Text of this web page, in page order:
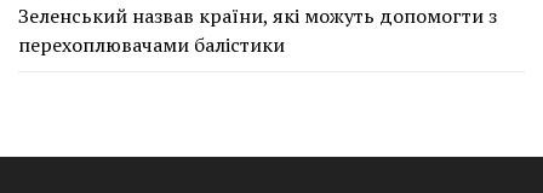
Зеленський назвав країни, які можуть допомогти з
перехоплювачами балістики